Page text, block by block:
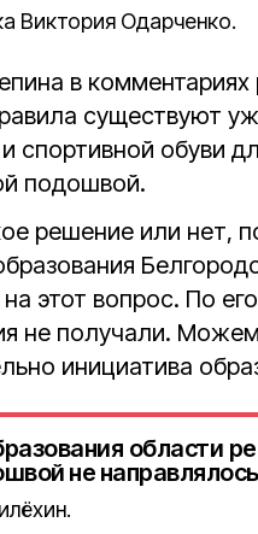
Виктория Одарченко.
в
существуют
спортивной обуви
подошвой.
решение или нет,
этот вопрос. По
не получали.
инициатива
области
не